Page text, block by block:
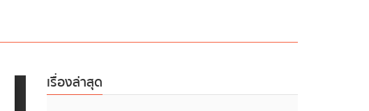
เรื่องล่าสุด